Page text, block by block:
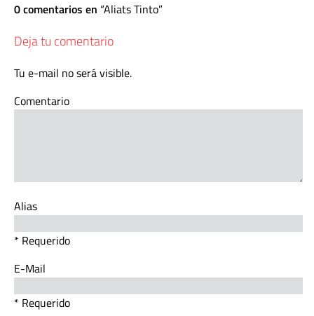
0 comentarios en Aliats Tinto
Deja tu comentario
Tu e-mail no será visible.
Comentario
Alias
* Requerido
E-Mail
* Requerido